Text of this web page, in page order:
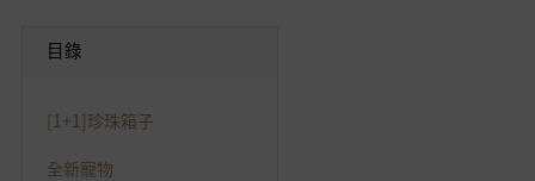
目錄
[1+1]珍珠箱子
全新寵物